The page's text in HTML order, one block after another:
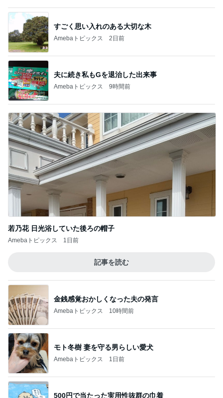
記事を読む
金銭感覚おかしくなった夫の発言
Amebaトピックス 10時間前
モト冬樹 妻を守る男らしい愛犬
Amebaトピックス 1日前
500円で当たった実用性抜群の巾着
Amebaトピックス
息子に大好評だった唐揚げチーズパン
Amebaトピックス
假屋崎 ぼんぼり祭りに出品した作品
Amebaトピックス
記事を読む